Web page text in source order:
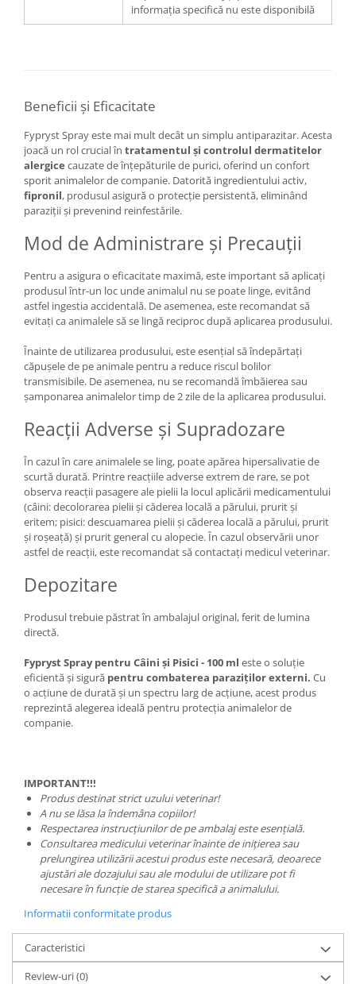
informația specifică nu este disponibilă
Beneficii și Eficacitate
Fypryst Spray este mai mult decât un simplu antiparazitar. Acesta
joacă un rol crucial în tratamentul și controlul dermatitelor
alergice cauzate de înțepăturile de purici, oferind un confort
sporit animalelor de companie. Datorită ingredientului activ,
fipronil, produsul asigură o protecție persistentă, eliminând
paraziții și prevenind reinfestările.
Mod de Administrare și Precauții
Pentru a asigura o eficacitate maximă, este important să aplicați
produsul într-un loc unde animalul nu se poate linge, evitând
astfel ingestia accidentală. De asemenea, este recomandat să
evitați ca animalele să se lingă reciproc după aplicarea produsului.
Înainte de utilizarea produsului, este esențial să îndepărtați
căpușele de pe animale pentru a reduce riscul bolilor
transmisibile. De asemenea, nu se recomandă îmbăierea sau
șamponarea animalelor timp de 2 zile de la aplicarea produsului.
Reacții Adverse și Supradozare
În cazul în care animalele se ling, poate apărea hipersalivatie de
scurtă durată. Printre reacțiile adverse extrem de rare, se pot
observa reacții pasagere ale pielii la locul aplicării medicamentului
(câini: decolorarea pielii și căderea locală a părului, prurit și
eritem; pisici: descuamarea pielii și căderea locală a părului, prurit
și roșeață) și prurit general cu alopecie. În cazul observării unor
astfel de reacții, este recomandat să contactați medicul veterinar.
Depozitare
Produsul trebuie păstrat în ambalajul original, ferit de lumina
directă.
Fypryst Spray pentru Câini și Pisici - 100 ml este o soluție
eficientă și sigură pentru combaterea paraziților externi. Cu
o acțiune de durată și un spectru larg de acțiune, acest produs
reprezintă alegerea ideală pentru protecția animalelor de
companie.
IMPORTANT!!!
Produs destinat strict uzului veterinar!
A nu se lăsa la îndemâna copiilor!
Respectarea instrucțiunilor de pe ambalaj este esențială.
Consultarea medicului veterinar înainte de inițierea sau
prelungirea utilizării acestui produs este necesară, deoarece
ajustări ale dozajului sau ale modului de utilizare pot fi
necesare în funcție de starea specifică a animalului.
Informatii conformitate produs
Caracteristici
Review-uri(0)